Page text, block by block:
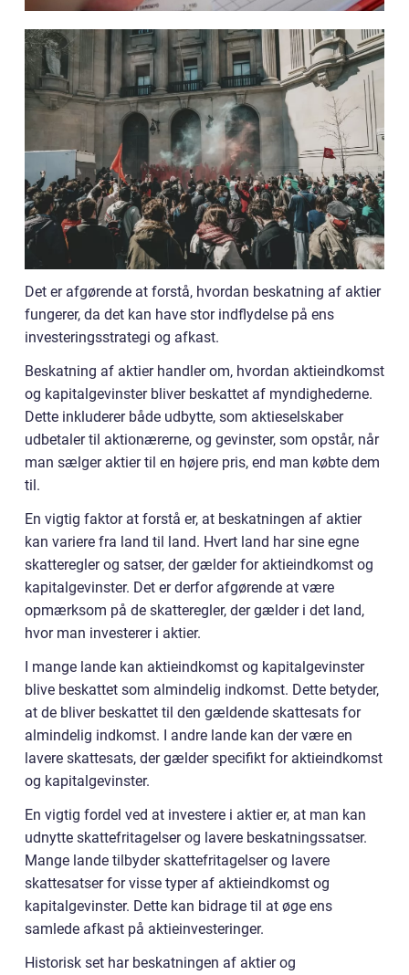
Det er afgørende at forstå, hvordan beskatning af aktier
fungerer, da det kan have stor indflydelse på ens
investeringsstrategi og afkast.
Beskatning af aktier handler om, hvordan aktieindkomst
og kapitalgevinster bliver beskattet af myndighederne.
Dette inkluderer både udbytte, som aktieselskaber
udbetaler til aktionærerne, og gevinster, som opstår, når
man sælger aktier til en højere pris, end man købte dem
til.
En vigtig faktor at forstå er, at beskatningen af aktier
kan variere fra land til land. Hvert land har sine egne
skatteregler og satser, der gælder for aktieindkomst og
kapitalgevinster. Det er derfor afgørende at være
opmærksom på de skatteregler, der gælder i det land,
hvor man investerer i aktier.
I mange lande kan aktieindkomst og kapitalgevinster
blive beskattet som almindelig indkomst. Dette betyder,
at de bliver beskattet til den gældende skattesats for
almindelig indkomst. I andre lande kan der være en
lavere skattesats, der gælder specifikt for aktieindkomst
og kapitalgevinster.
En vigtig fordel ved at investere i aktier er, at man kan
udnytte skattefritagelser og lavere beskatningssatser.
Mange lande tilbyder skattefritagelser og lavere
skattesatser for visse typer af aktieindkomst og
kapitalgevinster. Dette kan bidrage til at øge ens
samlede afkast på aktieinvesteringer.
Historisk set har beskatningen af aktier og